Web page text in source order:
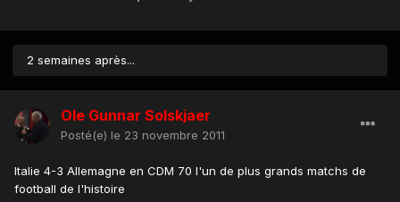
2 semaines après...
Ole Gunnar Solskjaer
Posté(e) le 23 novembre 2011
Italie 4-3 Allemagne en CDM 70 l'un de plus grands matchs de
football de l'histoire